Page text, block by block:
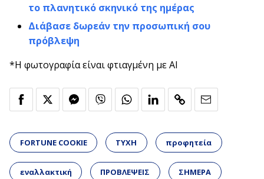
το πλανητικό σκηνικό της ημέρας
Διάβασε δωρεάν την προσωπική σου
πρόβλεψη
*Η φωτογραφία είναι φτιαγμένη με AI
FORTUNE COOKIE ΤΥΧΗ προφητεία
εναλλακτική ΠΡΟΒΛΕΨΕΙΣ ΣΗΜΕΡΑ